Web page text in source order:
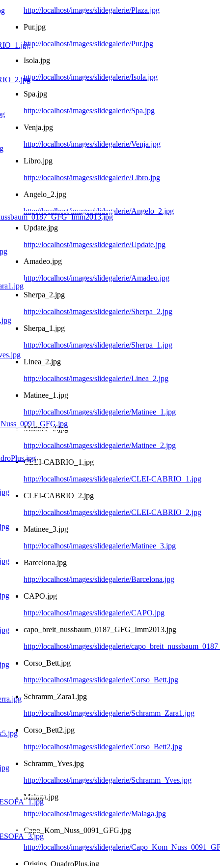
http://localhost/images/slidegalerie/Plaza.jpg
Pur.jpg
http://localhost/images/slidegalerie/Pur.jpg
Isola.jpg
http://localhost/images/slidegalerie/Isola.jpg
Spa.jpg
http://localhost/images/slidegalerie/Spa.jpg
Venja.jpg
http://localhost/images/slidegalerie/Venja.jpg
Libro.jpg
http://localhost/images/slidegalerie/Libro.jpg
Angelo_2.jpg
http://localhost/images/slidegalerie/Angelo_2.jpg
Update.jpg
http://localhost/images/slidegalerie/Update.jpg
Amadeo.jpg
http://localhost/images/slidegalerie/Amadeo.jpg
Sherpa_2.jpg
http://localhost/images/slidegalerie/Sherpa_2.jpg
Sherpa_1.jpg
http://localhost/images/slidegalerie/Sherpa_1.jpg
Linea_2.jpg
http://localhost/images/slidegalerie/Linea_2.jpg
Matinee_1.jpg
http://localhost/images/slidegalerie/Matinee_1.jpg
Matinee_2.jpg
http://localhost/images/slidegalerie/Matinee_2.jpg
CLEI-CABRIO_1.jpg
http://localhost/images/slidegalerie/CLEI-CABRIO_1.jpg
CLEI-CABRIO_2.jpg
http://localhost/images/slidegalerie/CLEI-CABRIO_2.jpg
Matinee_3.jpg
http://localhost/images/slidegalerie/Matinee_3.jpg
Barcelona.jpg
http://localhost/images/slidegalerie/Barcelona.jpg
CAPO.jpg
http://localhost/images/slidegalerie/CAPO.jpg
capo_breit_nussbaum_0187_GFG_Imm2013.jpg
http://localhost/images/slidegalerie/
Corso_Bett.jpg
http://localhost/images/slidegalerie/Corso_Bett.jpg
Schramm_Zara1.jpg
http://localhost/images/slidegalerie/Schramm_Zara1.jpg
Corso_Bett2.jpg
http://localhost/images/slidegalerie/Corso_Bett2.jpg
Schramm_Yves.jpg
http://localhost/images/slidegalerie/Schramm_Yves.jpg
Malaga.jpg
http://localhost/images/slidegalerie/Malaga.jpg
Capo_Kom_Nuss_0091_GFG.jpg
http://localhost/images/slidegalerie/
Origins_QuadroPlus.jpg